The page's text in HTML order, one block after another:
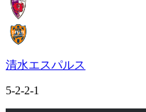
清水エスパルス
5-2-2-1